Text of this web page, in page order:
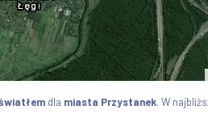
dla miasta Przystanek. W